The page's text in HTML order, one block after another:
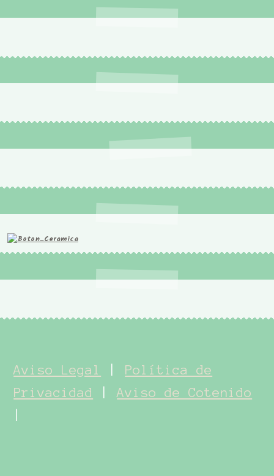
Aviso Legal
Política de
Privacidad
|Aviso de Cotenido